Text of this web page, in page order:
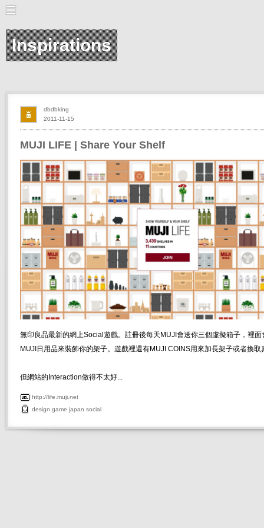
Inspirations
MUJI LIFE | Share Your Shelf
無印良品最新的網上Social遊戲。註冊後每天MUJI會送你三個虛擬箱子，裡面
MUJI日用品來裝飾你的架子。遊戲裡還有MUJI COINS用來加長架子或者換取
但網站的Interaction做得不太好...
http://life.muji.net
design game japan social
2011-11-15
dbdbking